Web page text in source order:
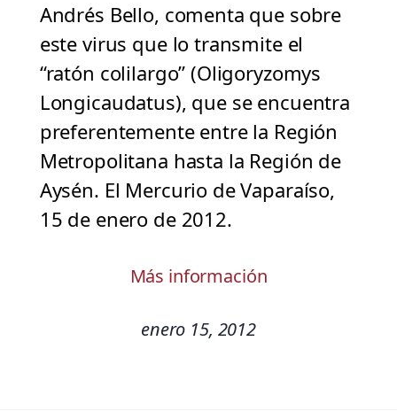
Andrés Bello, comenta que sobre
este virus que lo transmite el
“ratón colilargo” (Oligoryzomys
Longicaudatus), que se encuentra
preferentemente entre la Región
Metropolitana hasta la Región de
Aysén. El Mercurio de Vaparaíso,
15 de enero de 2012.
Más información
enero 15, 2012